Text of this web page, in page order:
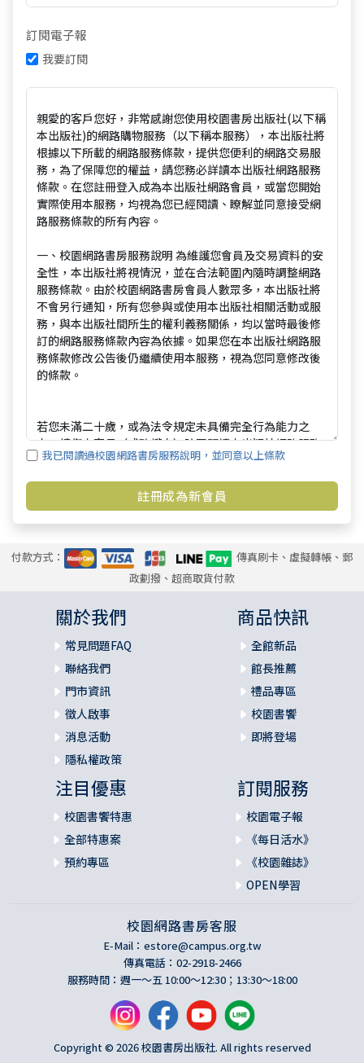
訂閱電子報
我要訂閱
我已閱讀過校園網路書房服務說明，並同意以上條款
付款方式：
傳真刷卡、虛擬轉帳、郵
政劃撥、超商取貨付款
關於我們
常見問題FAQ
聯絡我們
門市資訊
徵人啟事
消息活動
隱私權政策
商品快訊
全館新品
館長推薦
禮品專區
校園書饗
即將登場
注目優惠
校園書饗特惠
全部特惠案
預約專區
訂閱服務
校園電子報
《每日活水》
《校園雜誌》
OPEN學習
校園網路書房客服
E-Mail： estore@campus.org.tw
傳真電話：02-2918-2466
服務時間：週一～五 10:00～12:30；13:30～18:00
Copyright © 2026 校園書房出版社. All rights reserved